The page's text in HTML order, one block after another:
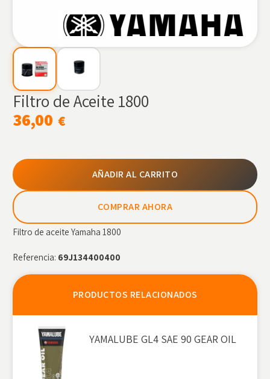
Filtro de Aceite 1800
36,00 €
AÑADIR AL CARRITO
COMPRAR AHORA
Filtro de aceite Yamaha 1800
Referencia: 69J134400400
PRODUCTOS RELACIONADOS
YAMALUBE GL4 SAE 90 GEAR OIL